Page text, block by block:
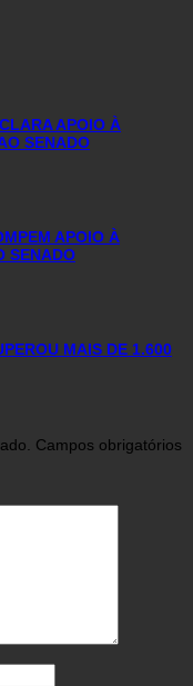
APOIO À
SENADO
APOIO À
SENADO
MAIS DE 1.600
Campos obrigatórios